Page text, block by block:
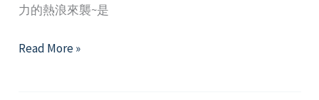
力的熱浪來襲~是
乘
Read More »